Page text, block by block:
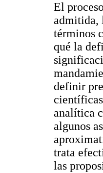
El
admitida,
términos
qué la
definir
analítica
algunos
trata
las